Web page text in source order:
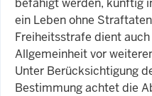
ein Leben ohne
Freiheitsstrafe dient
Allgemeinheit vor
Unter Berücksichtigung
Bestimmung achtet die